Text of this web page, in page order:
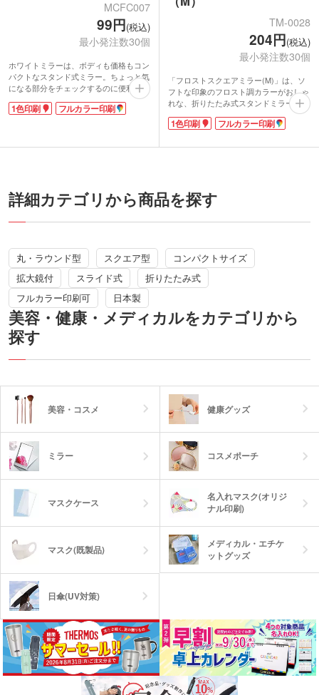
MCFC007
99円(税込)
最小発注数30個
ホワイトミラーは、ボディも価格もコン
パクトなスタンド式ミラー。ちょっと気
になる部分をチェックするのに便利で
す。フルカラー印刷で、オリジナルデザ
インも可能。印刷は、インクの発色に優
1色印刷 フルカラー印刷
TM-0028
204円(税込)
最小発注数30個
「フロストスクエアミラー(M)」は、ソ
フトな印象のフロスト調カラーがおしゃ
れな、折りたたみ式スタンドミラー。バ
ッグやウエストポーチにも収まるお手頃
サイズ。いつでもどこでも身だしなみが
上フタ部分に1色印刷とフルカラー印刷
なやわらかなデザインで、インパクトあ
るオリジナルミラーを作成することがで
1色印刷 フルカラー印刷
詳細カテゴリから商品を探す
丸・ラウンド型 スクエア型
コンパクトサイズ
拡大鏡付
スライド式
折りたたみ式
フルカラー印刷可
日本製
美容・健康・メディカルをカテゴリから
探す
美容・コスメ 健康グッズ
ミラー コスメポーチ
マスクケース
名入れマスク(オリジ
ナル印刷)
マスク(既製品)
メディカル・エチケ
ットグッズ
日傘(UV対策)